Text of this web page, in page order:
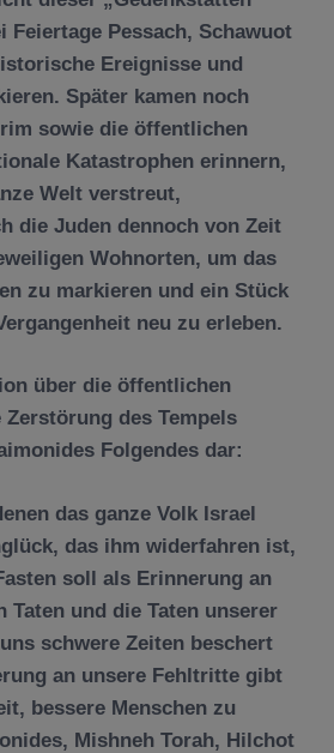
Pessach, Schawuot
Ereignisse und
Später kamen noch
sowie die öffentlichen
Katastrophen erinnern,
Welt verstreut,
die Juden dennoch von Zeit
Wohnorten, um das
zu markieren und ein Stück
neu zu erleben.
über die öffentlichen
Zerstörung des Tempels
Folgendes dar:
das ganze Volk Israel
das ihm widerfahren ist,
soll als Erinnerung an
Taten und die Taten unserer
schwere Zeiten beschert
an unsere Fehltritte gibt
bessere Menschen zu
Mishneh Torah, Hilchot